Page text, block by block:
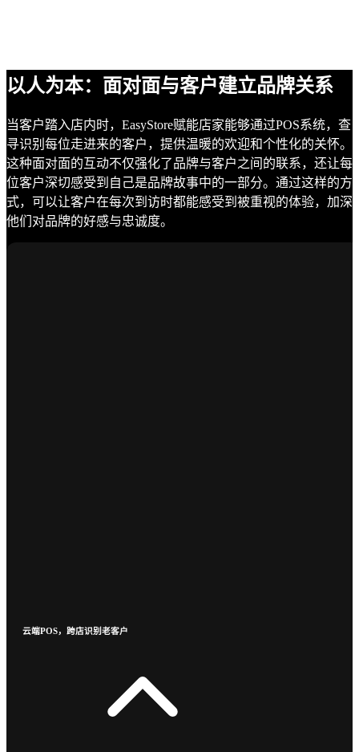
以人为本：面对面与客户建立品牌关系
当客户踏入店内时，EasyStore赋能店家能够通过POS系统，查
寻识别每位走进来的客户，提供温暖的欢迎和个性化的关怀。
这种面对面的互动不仅强化了品牌与客户之间的联系，还让每
位客户深切感受到自己是品牌故事中的一部分。通过这样的方
式，可以让客户在每次到访时都能感受到被重视的体验，加深
他们对品牌的好感与忠诚度。
云端POS，跨店识别老客户